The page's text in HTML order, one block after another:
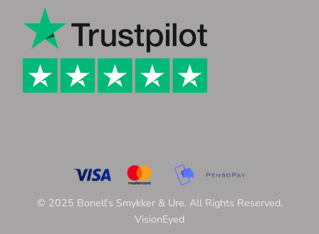
© 2025 Bonell’s Smykker & Ure. All Rights Reserved.
VisionEyed